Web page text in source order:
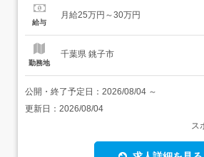
で、初心者でも全く心配ありません。 あなたの成長意欲を
給与
月給25万円～30万円
勤務地
千葉県 銚子市
公開・終了予定日： 2026/08/04 ～
更新日： 2026/08/04
ス